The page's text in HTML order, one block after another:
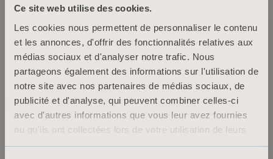
Ce site web utilise des cookies.
Les cookies nous permettent de personnaliser le contenu
et les annonces, d'offrir des fonctionnalités relatives aux
médias sociaux et d'analyser notre trafic. Nous
partageons également des informations sur l'utilisation de
notre site avec nos partenaires de médias sociaux, de
publicité et d'analyse, qui peuvent combiner celles-ci
avec d'autres informations que vous leur avez fournies
ou qu'ils ont collectées lors de votre utilisation de leurs
Type: Fiche produit
FR France
TÉLÉCHARGEMENT